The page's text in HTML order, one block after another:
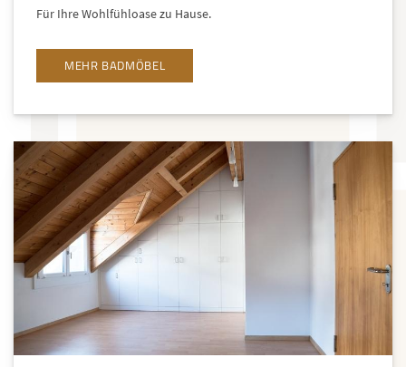
Für Ihre Wohlfühloase zu Hause.
MEHR BADMÖBEL